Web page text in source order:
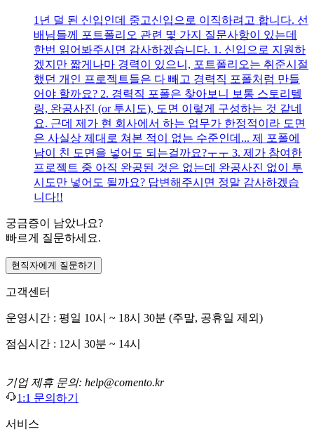
1년 덜 된 신입인데 중고신입으로 이직하려고 합니다. 선
배님들께 포트폴리오 관련 몇 가지 질문사항이 있는데
한번 읽어봐주시면 감사하겠습니다. 1. 신입으로 지원하
겠지만 짧게나마 경력이 있으니, 포트폴리오는 취준시절
했던 개인 프로젝트들은 다 빼고 경력직 포폴처럼 만들
어야 할까요? 2. 경력직 포폴은 찾아보니 보통 스토리텔
링, 완공사진 (or 투시도), 도면 이렇게 구성하는 것 같네
요. 근데 제가 현 회사에서 하는 업무가 한정적이라 도면
은 사실상 제대로 쳐본 적이 없는 수준인데... 제 포폴에
남이 친 도면을 넣어도 되는걸까요?ㅜㅜ 3. 제가 참여한
프로젝트 중 아직 완공된 것은 없는데 완공사진 없이 투
시도만 넣어도 될까요? 답변해주시면 정말 감사하겠습
니다!!
궁금증이 남았나요?
빠르게 질문하세요.
현직자에게 질문하기
고객센터
운영시간 : 평일 10시 ~ 18시 30분 (주말, 공휴일 제외)
점심시간 : 12시 30분 ~ 14시
기업 제휴 문의: help@comento.kr
1:1 문의하기
서비스